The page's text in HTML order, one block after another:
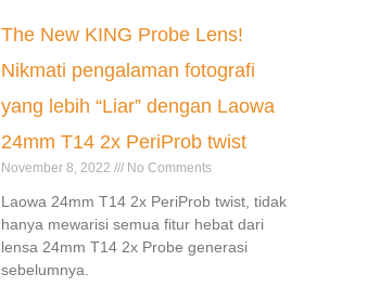
The New KING Probe Lens!
Nikmati pengalaman fotografi
yang lebih “Liar” dengan Laowa
24mm T14 2x PeriProb twist
November 8, 2022 No Comments
Laowa 24mm T14 2x PeriProb twist, tidak
hanya mewarisi semua fitur hebat dari
lensa 24mm T14 2x Probe generasi
sebelumnya.